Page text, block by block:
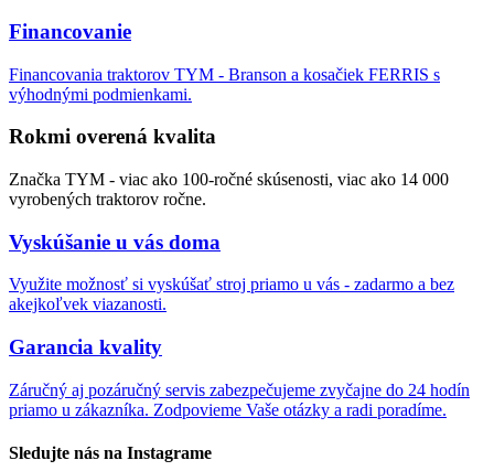
Financovanie
Financovania traktorov TYM - Branson a kosačiek FERRIS s
výhodnými podmienkami.
Rokmi overená kvalita
Značka TYM - viac ako 100-ročné skúsenosti, viac ako 14 000
vyrobených traktorov ročne.
Vyskúšanie u vás doma
Využite možnosť si vyskúšať stroj priamo u vás - zadarmo a bez
akejkoľvek viazanosti.
Garancia kvality
Záručný aj pozáručný servis zabezpečujeme zvyčajne do 24 hodín
priamo u zákazníka. Zodpovieme Vaše otázky a radi poradíme.
Sledujte nás na Instagrame